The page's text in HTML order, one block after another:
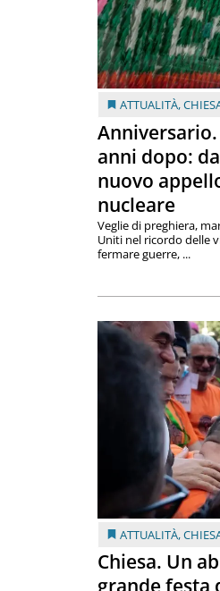
ATTUALITÀ,
anni dopo:
nuovo
nucleare
Veglie di preghiera,
Uniti nel ricordo delle
fermare guerre, ...
ATTUALITÀ,
Chiesa. Un
grande festa